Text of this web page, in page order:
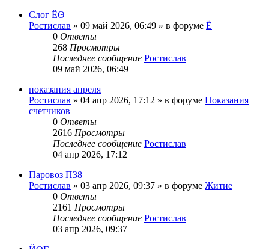
Слог ЁѲ
Ростислав » 09 май 2026, 06:49 » в форуме Ё
0 Ответы
268 Просмотры
Последнее сообщение Ростислав
09 май 2026, 06:49
показания апреля
Ростислав » 04 апр 2026, 17:12 » в форуме Показания
счетчиков
0 Ответы
2616 Просмотры
Последнее сообщение Ростислав
04 апр 2026, 17:12
Паровоз П38
Ростислав » 03 апр 2026, 09:37 » в форуме Житие
0 Ответы
2161 Просмотры
Последнее сообщение Ростислав
03 апр 2026, 09:37